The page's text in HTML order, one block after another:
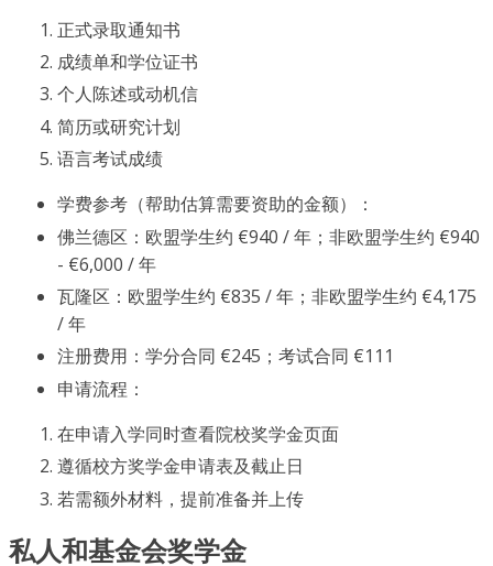
正式录取通知书
成绩单和学位证书
个人陈述或动机信
简历或研究计划
语言考试成绩
学费参考（帮助估算需要资助的金额）：
佛兰德区：欧盟学生约 €940 / 年；非欧盟学生约 €940
- €6,000 / 年
瓦隆区：欧盟学生约 €835 / 年；非欧盟学生约 €4,175
/ 年
注册费用：学分合同 €245；考试合同 €111
申请流程：
在申请入学同时查看院校奖学金页面
遵循校方奖学金申请表及截止日
若需额外材料，提前准备并上传
私人和基金会奖学金